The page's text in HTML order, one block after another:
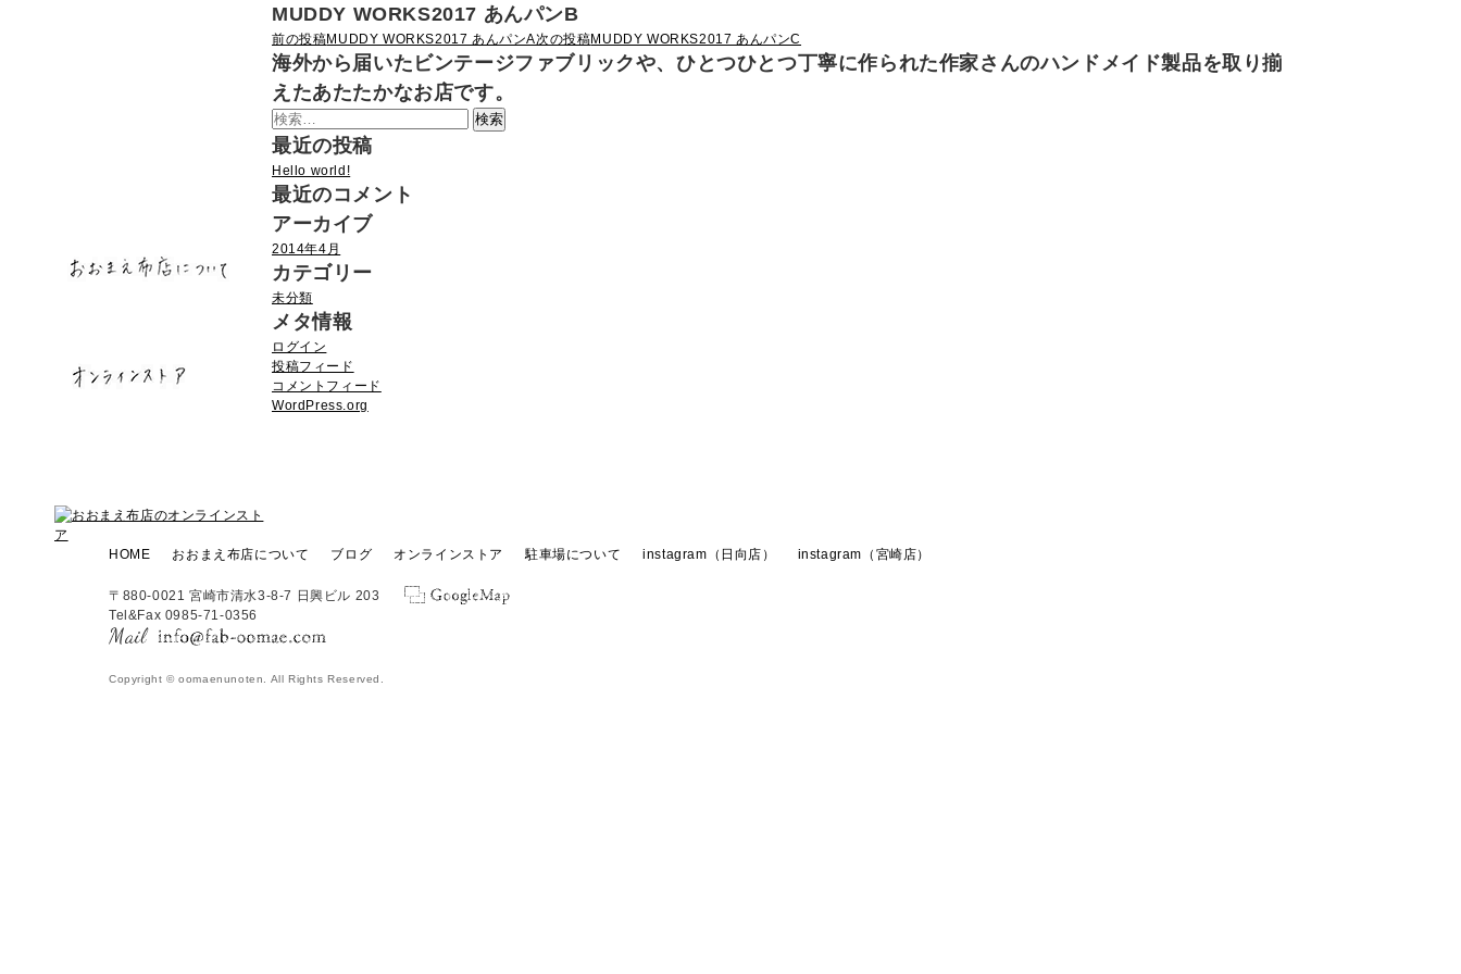
MUDDY WORKS2017 あんパンB
ン
前の投稿MUDDY WORKS2017 あんパンA次の投稿MUDDY WORKS2017 あんパンC
海外から届いたビンテージファブリックや、ひとつひとつ丁寧に作られた作家さんのハンドメイド製品を取り揃
えたあたたかなお店です。
検
索:
最近の投稿
Hello world!
最近のコメント
アーカイブ
2014年4月
カテゴリー
未分類
メタ情報
ログイン
投稿フィード
コメントフィード
WordPress.org
HOME おおまえ布店について ブログ オンラインストア 駐車場について instagram（日向店） instagram（宮崎店）
〒880-0021 宮崎市清水3-8-7 日興ビル 203
Tel&Fax 0985-71-0356
Copyright © oomaenunoten. All Rights Reserved.